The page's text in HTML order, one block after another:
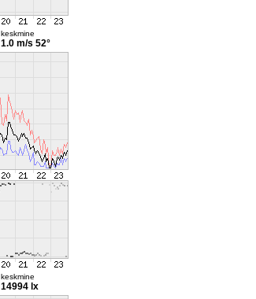
keskmine
1.0 m/s 52°
keskmine
14994 lx